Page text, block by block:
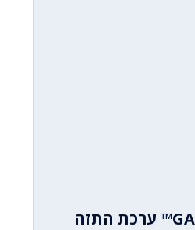
GAB-Sprayer-2100™ ערכת התזה